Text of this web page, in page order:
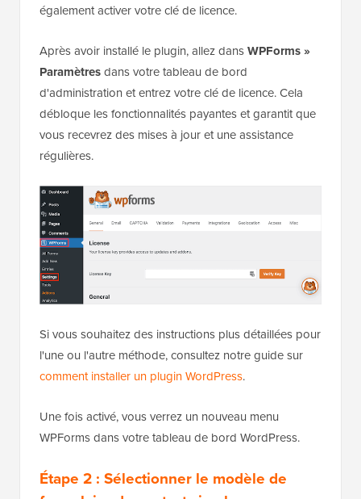
également activer votre clé de licence.
Après avoir installé le plugin, allez dansWPForms »
Paramètresdans votre tableau de bord
d'administration et entrez votre clé de licence. Cela
débloque les fonctionnalités payantes et garantit que
vous recevrez des mises à jour et une assistance
régulières.
Si vous souhaitez des instructions plus détaillées pour
l'une ou l'autre méthode, consultez notre guide sur
comment installer un plugin WordPress.
Une fois activé, vous verrez un nouveau menu
WPForms dans votre tableau de bord WordPress.
Étape 2 : Sélectionner le modèle de